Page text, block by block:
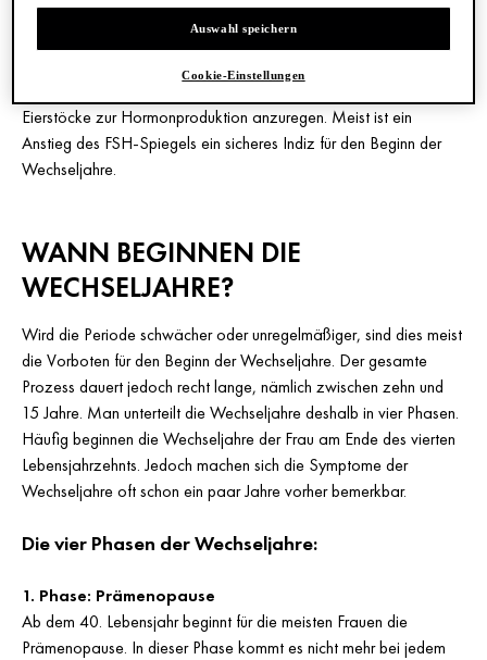
Einnistung der Eizelle vorbereiten würde. Während die
Progesteron- und Östrogenproduktion deutlich absinkt, steigt die
Eierstöcke zur Hormonproduktion anzuregen. Meist ist ein
Anstieg des FSH-Spiegels ein sicheres Indiz für den Beginn der
Wechseljahre.
WANN BEGINNEN DIE
WECHSELJAHRE?
Wird die Periode schwächer oder unregelmäßiger, sind dies meist
die Vorboten für den Beginn der Wechseljahre. Der gesamte
Prozess dauert jedoch recht lange, nämlich zwischen zehn und
15 Jahre. Man unterteilt die Wechseljahre deshalb in vier Phasen.
Häufig beginnen die Wechseljahre der Frau am Ende des vierten
Lebensjahrzehnts. Jedoch machen sich die Symptome der
Wechseljahre oft schon ein paar Jahre vorher bemerkbar.
Die vier Phasen der Wechseljahre:
1. Phase: Prämenopause
Ab dem 40. Lebensjahr beginnt für die meisten Frauen die
Prämenopause. In dieser Phase kommt es nicht mehr bei jedem
Auswahl speichern
Cookie-Einstellungen